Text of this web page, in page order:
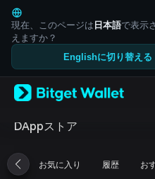
English
日本語
Tiếng Việt
Русский
Español (Latinoamérica)
Italiano
Deutsch
繁體中文
Português (Portugal)
現在、このページは日本語で表示
えますか？
Englishに切り替える
DAppストア
お気に入り 履歴 お